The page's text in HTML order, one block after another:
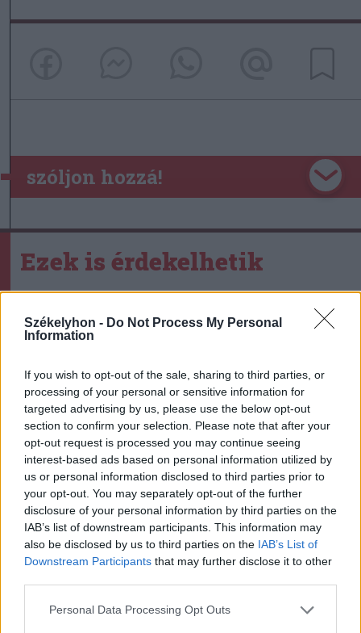
Székelyhon - Do Not Process My Personal
Information
If you wish to opt-out of the sale, sharing to third parties, or
processing of your personal or sensitive information for
targeted advertising by us, please use the below opt-out
section to confirm your selection. Please note that after your
opt-out request is processed you may continue seeing
interest-based ads based on personal information utilized by
us or personal information disclosed to third parties prior to
your opt-out. You may separately opt-out of the further
disclosure of your personal information by third parties on the
IAB’s list of downstream participants. This information may
also be disclosed by us to third parties on the IAB’s List of
Downstream Participants that may further disclose it to other
Personal Data Processing Opt Outs
szóljon hozzá!
Ezek is érdekelhetik
Székelyhon
Húsdarálógépbe szorult egy
kétéves gyerek keze, a
tűzoltókra is szükség volt a
műtőben
Székely Sport
Látványos meccs nyitotta a
Szuperliga negyedik
fordulóját (videóval)